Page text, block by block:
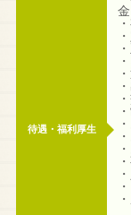
待遇・福利厚生